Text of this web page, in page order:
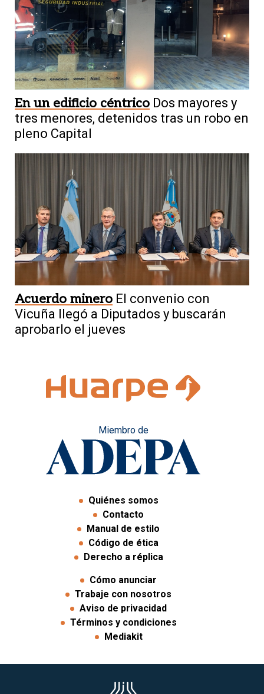
En un edificio céntrico Dos mayores y
tres menores, detenidos tras un robo en
pleno Capital
Acuerdo minero El convenio con
Vicuña llegó a Diputados y buscarán
aprobarlo el jueves
Miembro de
Quiénes somos
Contacto
Manual de estilo
Código de ética
Derecho a réplica
Cómo anunciar
Trabaje con nosotros
Aviso de privacidad
Términos y condiciones
Mediakit